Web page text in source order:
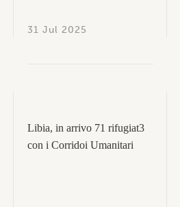
31 Jul 2025
Libia, in arrivo 71 rifugiat3
con i Corridoi Umanitari